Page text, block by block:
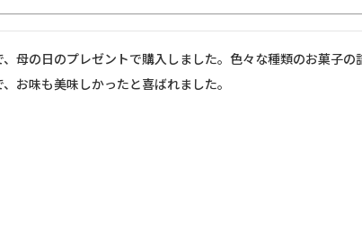
母の日のプレゼントで購入しました。色々な種類のお菓子
お味も美味しかったと喜ばれました。